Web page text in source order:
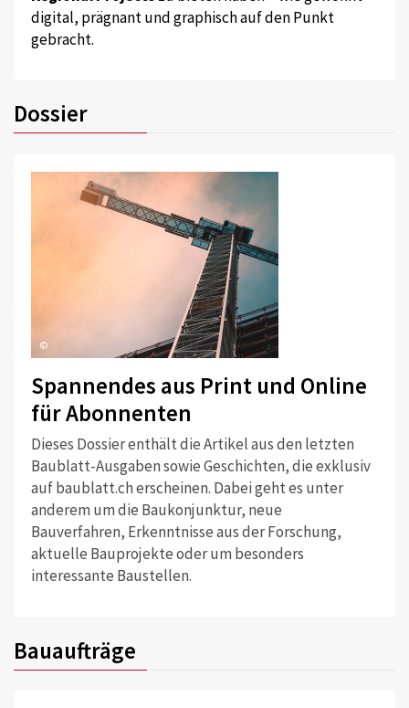
digital, prägnant und graphisch auf den Punkt
gebracht.
Dossier
©
Spannendes aus Print und Online
für Abonnenten
Dieses Dossier enthält die Artikel aus den letzten
Baublatt-Ausgaben sowie Geschichten, die exklusiv
auf baublatt.ch erscheinen. Dabei geht es unter
anderem um die Baukonjunktur, neue
Bauverfahren, Erkenntnisse aus der Forschung,
aktuelle Bauprojekte oder um besonders
interessante Baustellen.
Bauaufträge